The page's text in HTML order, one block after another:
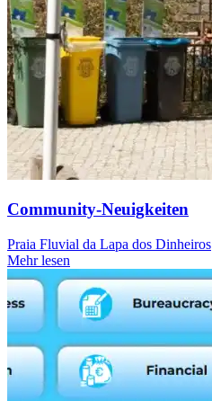
Community-Neuigkeiten
Praia Fluvial da Lapa dos Dinheiros
Mehr lesen